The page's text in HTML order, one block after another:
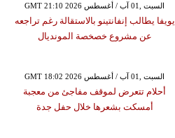
GMT 21:10 2026 السبت ,01 آب / أغسطس
يويفا يطالب إنفانتينو بالاستقالة رغم تراجعه
عن مشروع خصخصة المونديال
GMT 18:02 2026 السبت ,01 آب / أغسطس
أحلام تتعرض لموقف مفاجئ من معجبة
أمسكت بشعرها خلال حفل جدة